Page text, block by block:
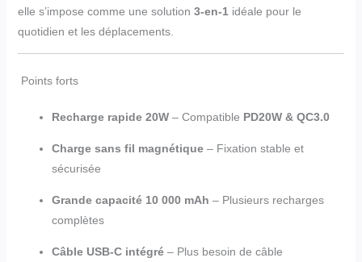
elle s’impose comme une solution 3-en-1 idéale pour le
quotidien et les déplacements.
Points forts
Recharge rapide 20W– Compatible PD20W & QC3.0
Charge sans fil magnétique– Fixation stable et
sécurisée
Grande capacité 10 000 mAh – Plusieurs recharges
complètes
Câble USB-C intégré– Plus besoin de câble